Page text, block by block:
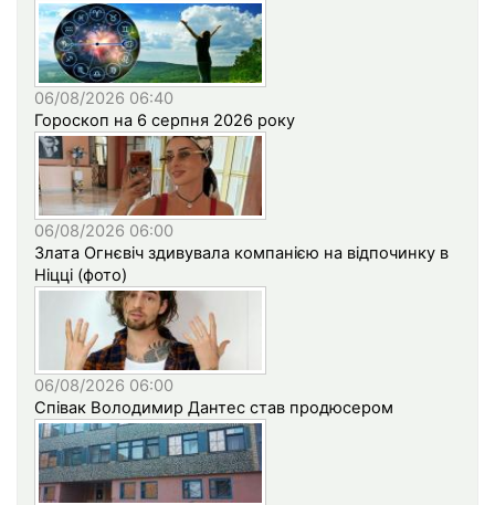
06/08/2026 06:40
Гороскоп на 6 серпня 2026 року
06/08/2026 06:00
Злата Огнєвіч здивувала компанією на відпочинку в
Ніцці (фото)
06/08/2026 06:00
Співак Володимир Дантес став продюсером